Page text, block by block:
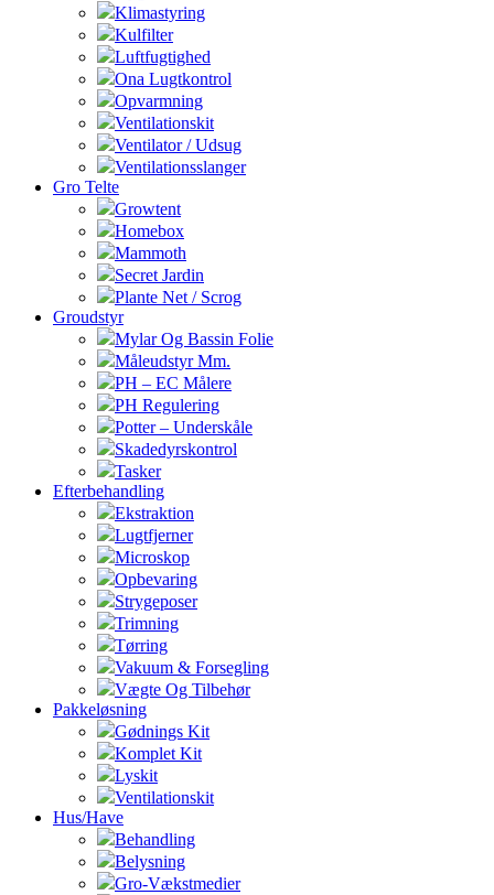
Klimastyring
Kulfilter
Luftfugtighed
Ona Lugtkontrol
Opvarmning
Ventilationskit
Ventilator / Udsug
Ventilationsslanger
Gro Telte
Growtent
Homebox
Mammoth
Secret Jardin
Plante Net / Scrog
Groudstyr
Mylar Og Bassin Folie
Måleudstyr Mm.
PH – EC Målere
PH Regulering
Potter – Underskåle
Skadedyrskontrol
Tasker
Efterbehandling
Ekstraktion
Lugtfjerner
Microskop
Opbevaring
Strygeposer
Trimning
Tørring
Vakuum & Forsegling
Vægte Og Tilbehør
Pakkeløsning
Gødnings Kit
Komplet Kit
Lyskit
Ventilationskit
Hus/Have
Behandling
Belysning
Gro-Vækstmedier